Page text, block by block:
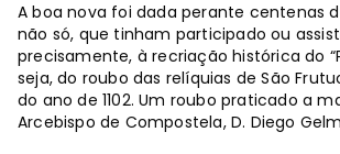
A boa nova foi dada perante centenas
não só, que tinham participado ou
precisamente, à recriação histórica do
seja, do roubo das relíquias de São
do ano de 1102. Um roubo praticado a
Arcebispo de Compostela, D. Diego